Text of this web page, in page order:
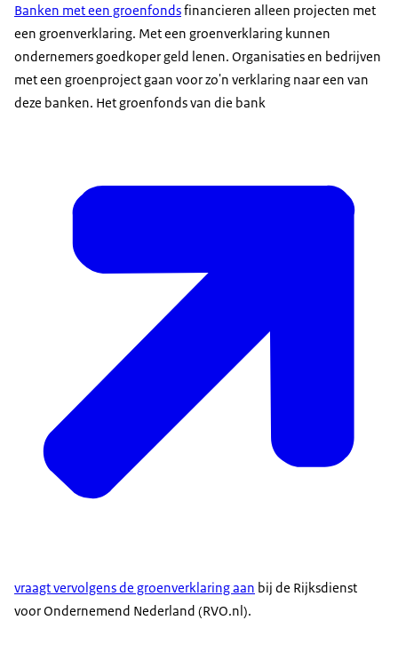
Banken met een groenfondsfinancieren alleen projecten met
een groenverklaring. Met een groenverklaring kunnen
ondernemers goedkoper geld lenen. Organisaties en bedrijven
met een groenproject gaan voor zo'n verklaring naar een van
deze banken. Het groenfonds van die bank
vraagt vervolgens de groenverklaring aan bij de Rijksdienst
voor Ondernemend Nederland (RVO.nl).